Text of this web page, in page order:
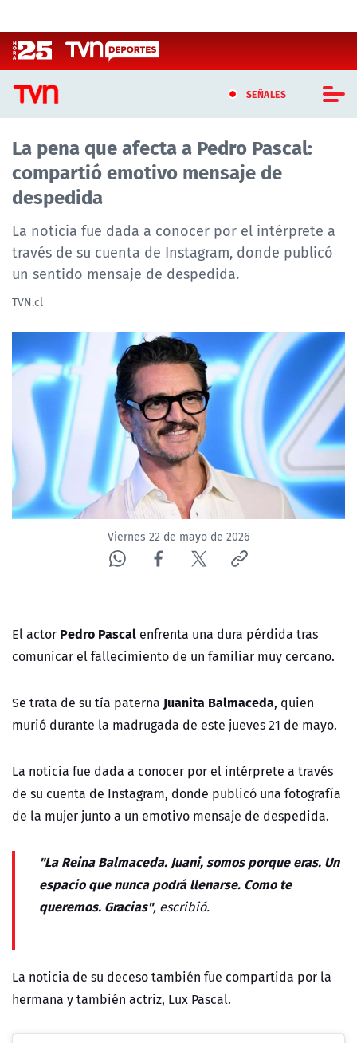
SEÑALES
CASTING MASTERCHEF CHILE
CASTING TVN VERTICAL
TVN VERTICAL
TVN PLAY
PROGRAMAS
TELESERIES
NTV
ACTUALIDAD Y TENDENCIAS
CORPORATIVO Y TRANSPARENCIA
CANAL DE DENUNCIAS
ÁREA DE PROYECTOS
La pena que afecta a Pedro Pascal:
compartió emotivo mensaje de
despedida
La noticia fue dada a conocer por el intérprete a
través de su cuenta de Instagram, donde publicó
un sentido mensaje de despedida.
TVN.cl
Viernes 22 de mayo de 2026
El actor Pedro Pascal enfrenta una dura pérdida tras
comunicar el fallecimiento de un familiar muy cercano.
Se trata de su tía paterna Juanita Balmaceda, quien
murió durante la madrugada de este jueves 21 de mayo.
La noticia fue dada a conocer por el intérprete a través
de su cuenta de Instagram, donde publicó una fotografía
de la mujer junto a un emotivo mensaje de despedida.
"La Reina Balmaceda. Juani, somos porque eras. Un
espacio que nunca podrá llenarse. Como te
queremos. Gracias", escribió.
La noticia de su deceso también fue compartida por la
hermana y también actriz, Lux Pascal.